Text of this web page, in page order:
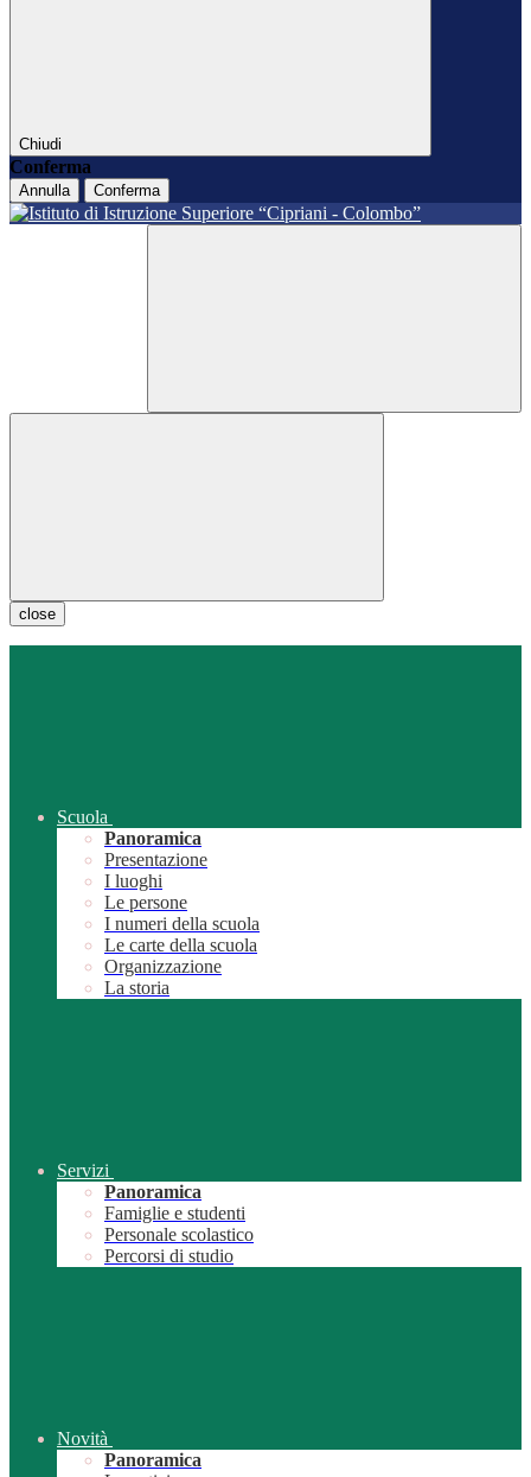
Chiudi
Conferma
Annulla Conferma
close
Scuola
Panoramica
Presentazione
I luoghi
Le persone
I numeri della scuola
Le carte della scuola
Organizzazione
La storia
Servizi
Panoramica
Famiglie e studenti
Personale scolastico
Percorsi di studio
Novità
Panoramica